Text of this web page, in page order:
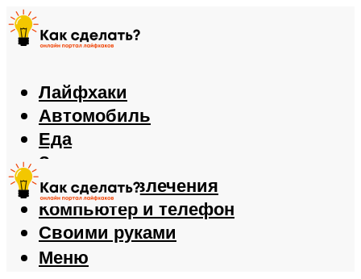
Лайфхаки
Автомобиль
Еда
Здоровье
Игры и развлечения
Компьютер и телефон
Своими руками
Меню